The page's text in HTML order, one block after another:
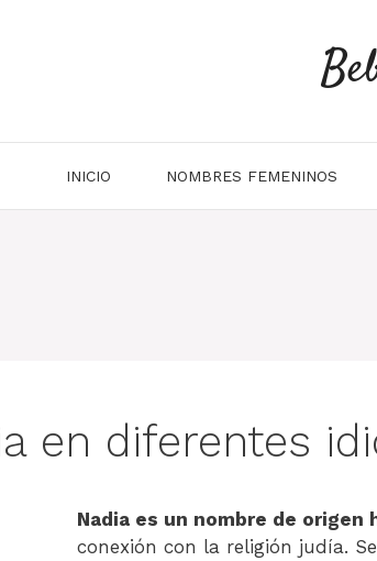
INICIO NOMBRES FEMENINOS
en diferentes
Nadia es un nombre de origen
conexión con la religión judía.